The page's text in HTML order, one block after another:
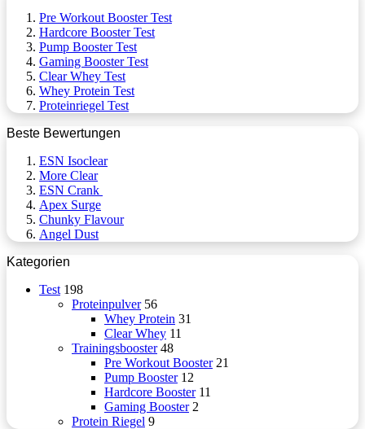
Pre Workout Booster Test
Hardcore Booster Test
Pump Booster Test
Gaming Booster Test
Clear Whey Test
Whey Protein Test
Proteinriegel Test
Beste Bewertungen
ESN Isoclear
More Clear
ESN Crank
Apex Surge
Chunky Flavour
Angel Dust
Kategorien
Test 198
Proteinpulver 56
Whey Protein 31
Clear Whey 11
Trainingsbooster 48
Pre Workout Booster 21
Pump Booster 12
Hardcore Booster 11
Gaming Booster 2
Protein Riegel 9